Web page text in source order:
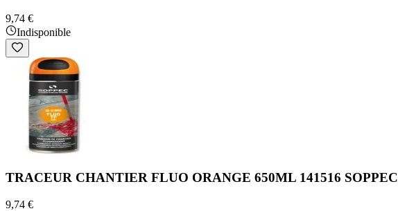
9,74 €
Indisponible
TRACEUR CHANTIER FLUO ORANGE 650ML 141516 SOPPEC
9,74 €